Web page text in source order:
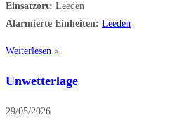
Einsatzort: Leeden
Alarmierte Einheiten: Leeden
Weiterlesen »
Unwetterlage
29/05/2026